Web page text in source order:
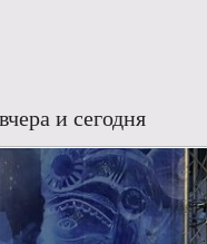
и сегодня